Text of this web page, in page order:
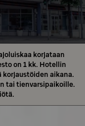
korjataan
on 1 kk. Hotellin
aikana.
tai tienvarsipaikoille.